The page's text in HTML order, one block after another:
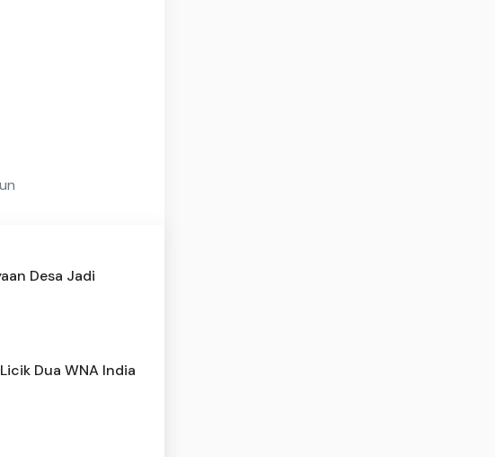
Desa Jadi
Dua WNA India